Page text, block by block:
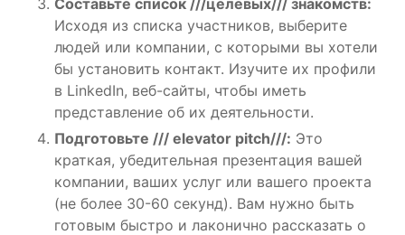
Исходя из списка участников, выберите
людей или компании, с которыми вы хотели
бы установить контакт. Изучите их профили
в LinkedIn, веб-сайты, чтобы иметь
представление об их деятельности.
Подготовьте /// elevator pitch///: Это
краткая, убедительная презентация вашей
компании, ваших услуг или вашего проекта
(не более 30-60 секунд). Вам нужно быть
готовым быстро и лаконично рассказать о